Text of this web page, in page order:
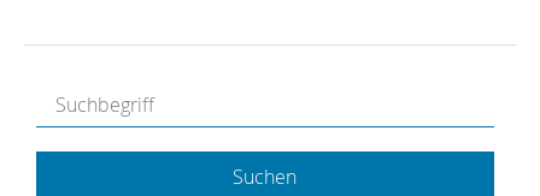
Suchen